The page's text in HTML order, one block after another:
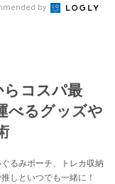
by
らコスパ最
べるグッズや
るみポーチ、トレカ収納
しといつでも一緒に！